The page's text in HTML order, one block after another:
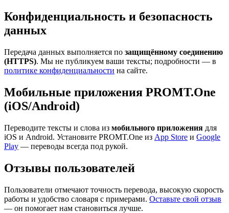
Конфиденциальность и безопасность
данных
Передача данных выполняется по защищённому соединению
(HTTPS). Мы не публикуем ваши тексты; подробности — в
политике конфиденциальности на сайте.
Мобильные приложения PROMT.One
(iOS/Android)
Переводите тексты и слова из мобильного приложения для
iOS и Android. Установите PROMT.One из App Store и Google
Play — переводы всегда под рукой.
Отзывы пользователей
Пользователи отмечают точность перевода, высокую скорость
работы и удобство словаря с примерами. Оставьте свой отзыв
— он помогает нам становиться лучше.